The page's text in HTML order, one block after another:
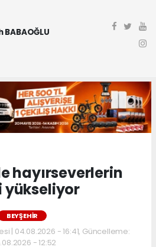
BABAOĞLU
hayırseverlerin
yükseliyor
BEYŞEHIR
| 04.08.2026 - 16:41, Güncelleme:
- 12:52